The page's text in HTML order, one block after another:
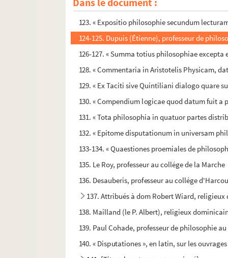
122. [Titre absent ou non renseigné]
123. « Expositio philosophie secundum
124-125. Dupuis (Étienne), professeur de
126-127. « Summa totius philosophiae
128. « Commentaria in Aristotelis Physicam,
129. « Ex Taciti sive Quintiliani dialogo quare
130. « Compendium logicae quod datum fuit a
131. « Tota philosophia in quatuor partes
132. « Epitome disputationum in universam
133-134. « Quaestiones proemiales de
135. Le Roy, professeur au collége de la Marche
136. Desauberis, professeur au collége
137. Attribués à dom Robert Wiard,
138. Mailland (le P. Albert), religieux
139. Paul Cohade, professeur de philosophie
140. « Disputationes », en latin, sur les